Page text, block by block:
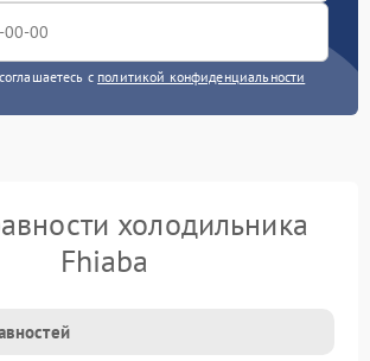
с политикой конфиденциальности
холодильника
Fhiaba